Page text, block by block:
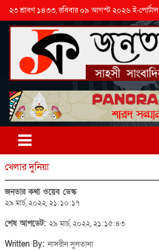
২৩ শ্রাবণ ১৪৩৩, রবিবার ০৯ আগস্ট ২০২৬ ই-পোর্টাল
খেলার দুনিয়া
জনতার কথা ওয়েব ডেস্ক
২৯ মার্চ, ২০২২, ২১:১০:১৭
শেষ আপডেট: ২৯ মার্চ, ২০২২, ২১:১৫:৪৩
Written By:নাসরীন সুলতানা